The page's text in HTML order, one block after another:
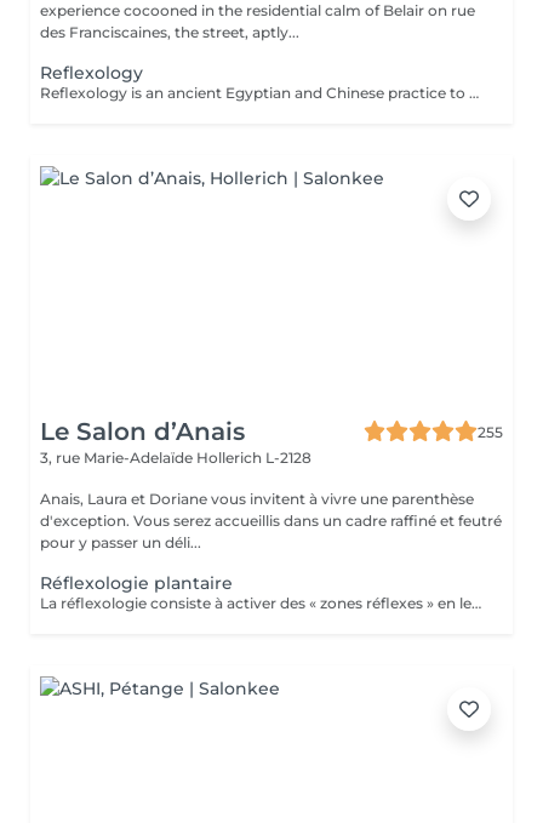
experience cocooned in the residential calm of Belair on rue
des Franciscaines, the street, aptly...
Reflexology
Reflexology is an ancient Egyptian and Chinese practice to stimulate or calm the functions of all systems of the human body. With this touch therapy of the feet (plantar) on the reflex zones, toxins are released and the body starts to heal itself by creating harmony and equilibrium and calm.
Le Salon d’Anais
255
3, rue Marie-Adelaïde Hollerich L-2128
Anais, Laura et Doriane vous invitent à vivre une parenthèse
d'exception. Vous serez accueillis dans un cadre raffiné et feutré
pour y passer un déli...
Réflexologie plantaire
La réflexologie consiste à activer des « zones réflexes » en les massant du bout du doigt. Afin de soulager des douleurs à distance et rééquilibrer diverses fonctions vitales. Dans le cas de la réflexologie plantaire, ces fameuses zones sont situées au niveau des pieds. Les réflexologues considèrent qu'elles sont toutes associées à un organe, une partie du corps ou encore à une glande précise. La carte de réflexologie plantaire est vraiment très détaillée !